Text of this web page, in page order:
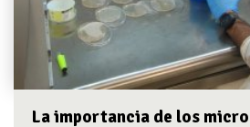
La importancia de los